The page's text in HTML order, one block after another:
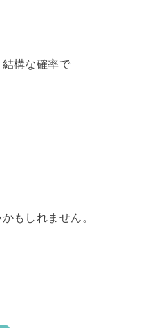
構な確率で
もしれません。